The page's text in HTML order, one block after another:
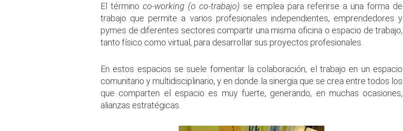
El términoco-working (o co-trabajo) se emplea para referirse a una forma de
trabajo que permite a varios profesionales independientes, emprendedores y
pymes de diferentes sectores compartir una misma oficina o espacio de trabajo,
tanto físico como virtual, para desarrollar sus proyectos profesionales.
En estos espacios se suele fomentar la colaboración, el trabajo en un espacio
comunitario y multidisciplinario, y en donde la sinergia que se crea entre todos los
que comparten el espacio es muy fuerte, generando, en muchas ocasiones,
alianzas estratégicas.